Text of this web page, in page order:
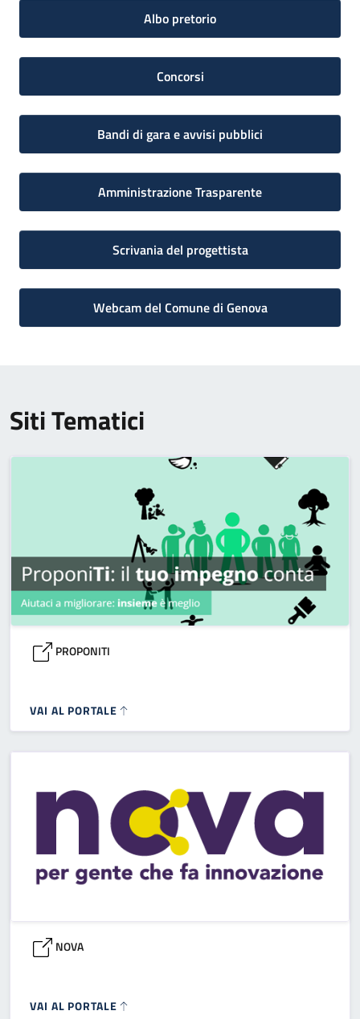
Albo pretorio
Concorsi
Bandi di gara e avvisi pubblici
Amministrazione Trasparente
Scrivania del progettista
Webcam del Comune di Genova
Siti Tematici
PROPONITI
VAI AL PORTALE
NOVA
VAI AL PORTALE